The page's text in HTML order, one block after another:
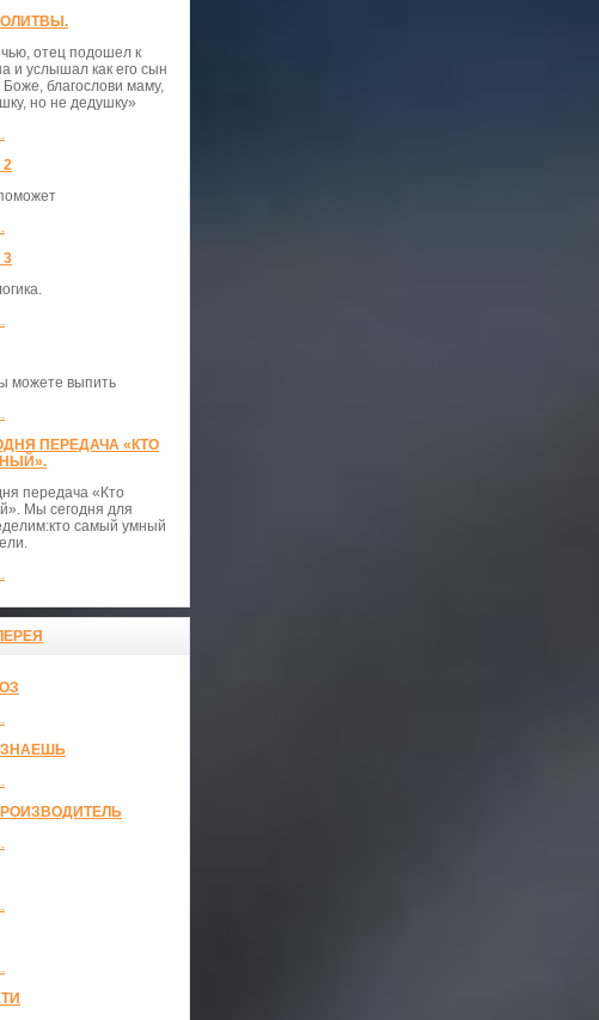
отец подошел к
и услышал как его сын
благослови маму,
но не дедушку»
можете выпить
ПЕРЕДАЧА «КТО
передача «Кто
Мы сегодня для
самый умный
ЗНАЕШЬ